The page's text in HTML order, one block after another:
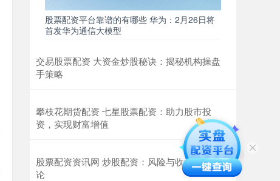
股票配资平台靠谱的有哪些 华为：2月26日将
首发华为通信大模型
交易股票配资 大资金炒股秘诀：揭秘机构操盘
手策略
攀枝花期货配资 七星股票配资：助力股市投
资，实现财富增值
股票配资资讯网 炒股配资：风险与收益的博弈
论